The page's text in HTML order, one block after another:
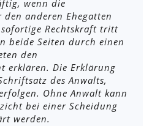
wenn die
anderen Ehegatten
Rechtskraft tritt
beide Seiten durch einen
den
erklären. Die Erklärung
des Anwalts,
Ohne Anwalt kann
bei einer Scheidung
werden.